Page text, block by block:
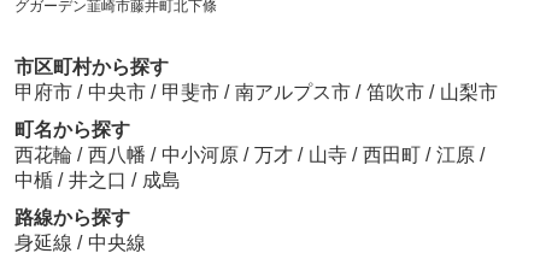
グガーデン韮崎市藤井町北下條
市区町村から探す
甲府市 / 中央市 / 甲斐市 / 南アルプス市 / 笛吹市 / 山梨市
町名から探す
西花輪 / 西八幡 / 中小河原 / 万才 / 山寺 / 西田町 / 江原 /
中楯 / 井之口 / 成島
路線から探す
身延線 / 中央線